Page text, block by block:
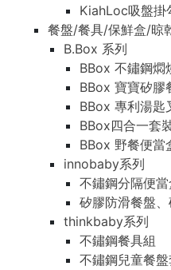
KiahLoc吸盤
餐盤/餐具/保鮮盒/晾
B.Box 系列
BBox 不鏽鋼燜
BBox 寶寶矽膠
BBox 專利湯匙
BBox四合一套
BBox 野餐便當
innobaby系列
不鏽鋼分隔便當
矽膠防滑餐盤
thinkbaby系列
不鏽鋼餐具組
不鏽鋼兒童餐盤